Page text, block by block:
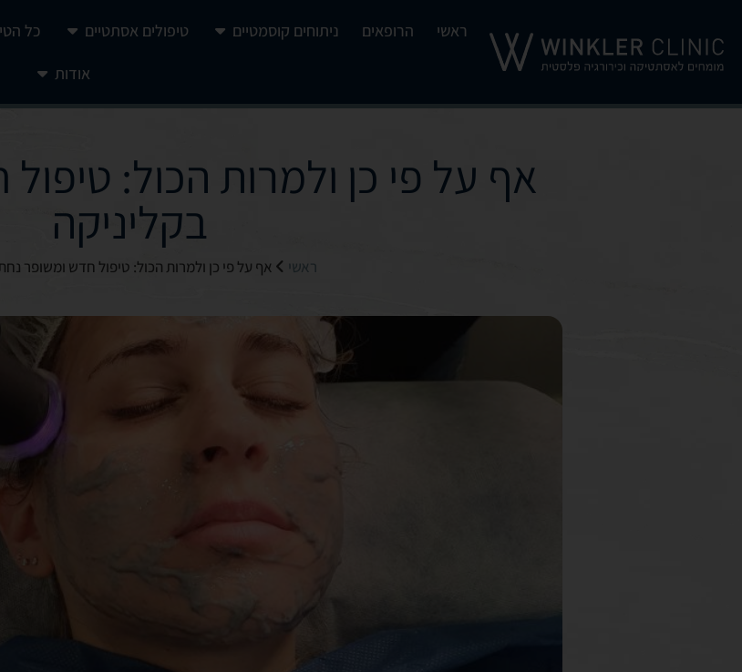
ראשי הרופאים ניתוחים קוסמטיים טיפולים אסתטיים כל
אודות
אף על פי כן ולמרות הכול:
בקליניקה
ראשי אף על פי כן ולמרות הכול: טיפול חדש ומשופר